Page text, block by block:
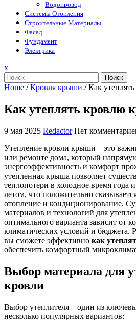
Водопровод
Системы Отопления
Строительные Материалы
Фасад
Фундамент
Электрика
xЗакрыть
меню
Поиск
Home /Кровля крыши /Как
Как утеплять кровлю
9 мая 2025 Redactor Нет
Утепление кровли крыши – это
или ремонте дома, который
энергоэффективность и комфорт
утепленная крыша позволяет
теплопотери в холодное время года
летом, что положительно
отопление и кондиционирование.
материалов и технологий для
оптимального варианта зависит от
климатических условий и бюджета.
вы сможете эффективно как
обеспечить комфортный
Выбор материала для
кровли
Выбор утеплителя – один из
несколько популярных вариантов: